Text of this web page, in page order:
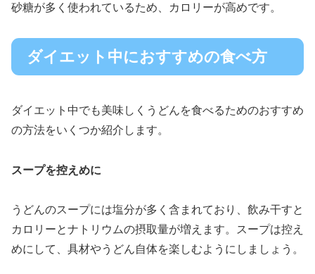
砂糖が多く使われているため、カロリーが高めです。
ダイエット中におすすめの食べ方
ダイエット中でも美味しくうどんを食べるためのおすすめ
の方法をいくつか紹介します。
スープを控えめに
うどんのスープには塩分が多く含まれており、飲み干すと
カロリーとナトリウムの摂取量が増えます。スープは控え
めにして、具材やうどん自体を楽しむようにしましょう。